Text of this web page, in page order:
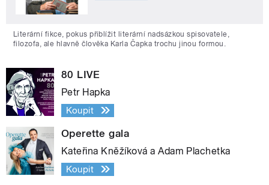
Literární fikce, pokus přiblížit literární nadsázkou spisovatele,
filozofa, ale hlavně člověka Karla Čapka trochu jinou formou.
80 LIVE
Petr Hapka
Koupit
Operette gala
Kateřina Kněžíková a Adam Plachetka
Koupit